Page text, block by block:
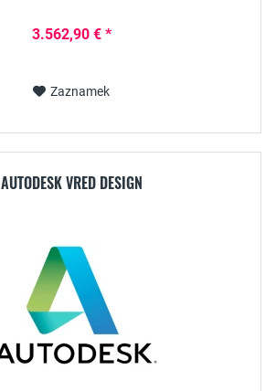
3.562,90 € *
Zaznamek
AUTODESK VRED DESIGN